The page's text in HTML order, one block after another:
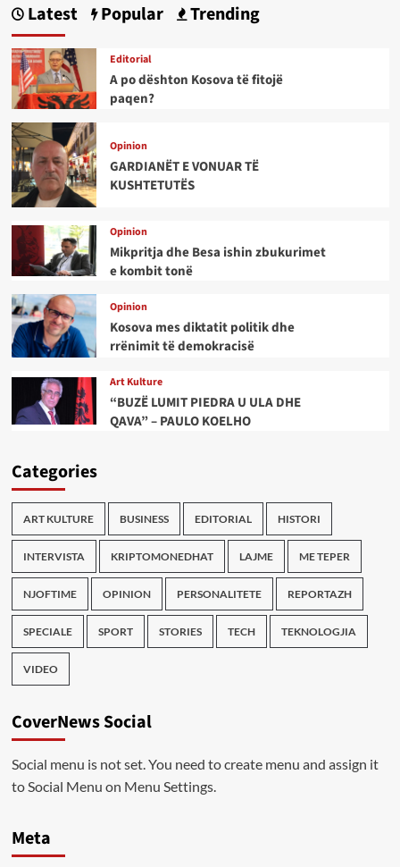
Latest Popular Trending
Editorial
A po dështon Kosova të fitojë
paqen?
Opinion
GARDIANËT E VONUAR TË
KUSHTETUTËS
Opinion
Mikpritja dhe Besa ishin zbukurimet
e kombit tonë
Opinion
Kosova mes diktatit politik dhe
rrënimit të demokracisë
Art Kulture
“BUZË LUMIT PIEDRA U ULA DHE
QAVA” – PAULO KOELHO
Categories
ART KULTURE BUSINESS EDITORIAL HISTORI
INTERVISTA KRIPTOMONEDHAT LAJME ME TEPER
NJOFTIME OPINION PERSONALITETE REPORTAZH
SPECIALE SPORT STORIES TECH TEKNOLOGJIA
VIDEO
CoverNews Social
Social menu is not set. You need to create menu and assign it
to Social Menu on Menu Settings.
Meta